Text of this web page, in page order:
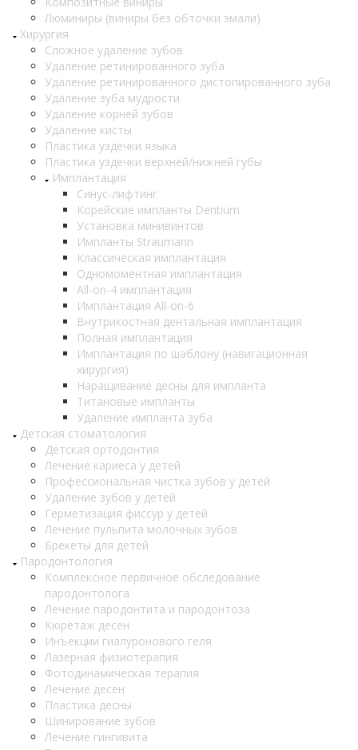
Люминиры (виниры без обточки эмали)
Хирургия
Сложное удаление зубов
Удаление ретинированного зуба
Удаление ретинированного дистопированного зуба
Удаление зуба мудрости
Удаление корней зубов
Удаление кисты
Пластика уздечки языка
Пластика уздечки верхней/нижней губы
Имплантация
Синус-лифтинг
Корейские импланты Dentium
Установка минивинтов
Импланты Straumann
Классическая имплантация
Одномоментная имплантация
All-on-4 имплантация
Имплантация All-on-6
Внутрикостная дентальная имплантация
Полная имплантация
Имплантация по шаблону (навигационная
хирургия)
Наращивание десны для импланта
Титановые импланты
Удаление импланта зуба
Детская стоматология
Детская ортодонтия
Лечение кариеса у детей
Профессиональная чистка зубов у детей
Удаление зубов у детей
Герметизация фиссур у детей
Лечение пульпита молочных зубов
Брекеты для детей
Пародонтология
Комплексное первичное обследование
пародонтолога
Лечение пародонтита и пародонтоза
Кюретаж десен
Инъекции гиалуронового геля
Лазерная физиотерапия
Фотодинамическая терапия
Лечение десен
Пластика десны
Шинирование зубов
Лечение гингивита